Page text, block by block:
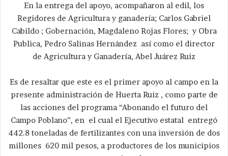
En la entrega del apoyo, acompañaron al edil, los
Regidores de Agricultura y ganadería; Carlos Gabriel
Cabildo ; Gobernación, Magdaleno Rojas Flores; y Obra
Publica, Pedro Salinas Hernández así como el director
de Agricultura y Ganadería, Abel Juárez Ruiz
Es de resaltar que este es el primer apoyo al campo en la
presente administración de Huerta Ruiz , como parte de
las acciones del programa “Abonando el futuro del
Campo Poblano”, en el cual el Ejecutivo estatal entregó
442.8 toneladas de fertilizantes con una inversión de dos
millones 620 mil pesos, a productores de los municipios